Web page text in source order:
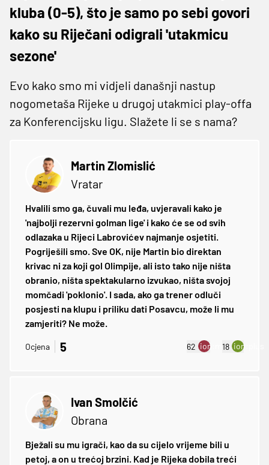
kluba (0-5), što je samo po sebi govori
kako su Riječani odigrali 'utakmicu
sezone'
Evo kako smo mi vidjeli današnji nastup
nogometaša Rijeke u drugoj utakmici play-offa
za Konferencijsku ligu. Slažete li se s nama?
Martin Zlomislić
Vratar
Hvalili smo ga, čuvali mu leđa, uvjeravali kako je
'najbolji rezervni golman lige' i kako će se od svih
odlazaka u Rijeci Labrovićev najmanje osjetiti.
Pogriješili smo. Sve OK, nije Martin bio direktan
krivac ni za koji gol Olimpije, ali isto tako nije ništa
obranio, ništa spektakularno izvukao, ništa svojoj
momčadi 'poklonio'. I sada, ako ga trener odluči
posjesti na klupu i priliku dati Posavcu, može li mu
zamjeriti? Ne može.
Ocjena 5 62 ion:minus
18 ion:plus
Ivan Smolčić
Obrana
Bježali su mu igrači, kao da su cijelo vrijeme bili u
petoj, a on u trećoj brzini. Kad je Rijeka dobila treći